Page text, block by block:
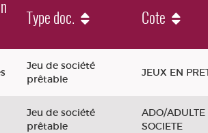
Type doc. Cote
Jeu de société
prêtable
JEUX EN
Jeu de société
prêtable
ADO/ADULTE
SOCIETE